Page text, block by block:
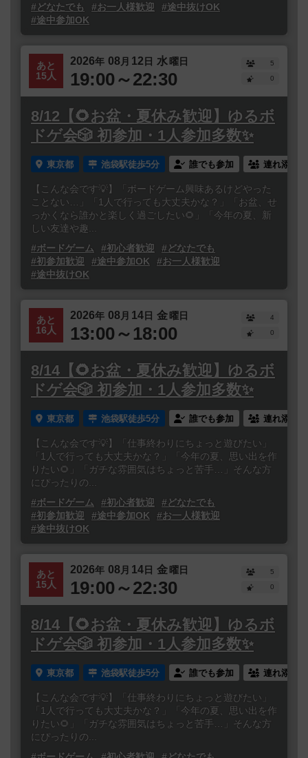
#どなたでも
#お一人様歓迎
#途中抜けOK
#途中参加OK
あと
15人
2026年 08 月 12日 水曜日
19:00～22:30
5
0
8/12【🌻お盆・夏休み歓迎】ゆるボ
ドゲ会🎲 初参加・1人参加多数✨
東京都 池袋駅徒歩5分 誰でも参加 連れ添い
【こんな会です💡】「ボードゲーム興味あるけどやった
ことない…」「1人で行っても大丈夫かな？」「お盆、せ
っかくなら誰かと楽しく過ごしたい🌻」「今年の夏、新
しい友達や趣...
#ボードゲーム
#初心者歓迎
#どなたでも
#初参加歓迎
#途中参加OK
#お一人様歓迎
#途中抜けOK
あと
16人
2026年 08 月 14日 金曜日
13:00～18:00
4
0
8/14【🌻お盆・夏休み歓迎】ゆるボ
ドゲ会🎲 初参加・1人参加多数✨
東京都 池袋駅徒歩5分 誰でも参加 連れ添い
【こんな会です💡】「仕事終わりにちょっと遊びたい」
「1人で行っても大丈夫かな？」「今年の夏、思い出を作
りたい🌻」「ガチな雰囲気はちょっと苦手…」そんな方
にぴったりの...
#ボードゲーム
#初心者歓迎
#どなたでも
#初参加歓迎
#途中参加OK
#お一人様歓迎
#途中抜けOK
あと
15人
2026年 08 月 14日 金曜日
19:00～22:30
5
0
8/14【🌻お盆・夏休み歓迎】ゆるボ
ドゲ会🎲 初参加・1人参加多数✨
東京都 池袋駅徒歩5分 誰でも参加 連れ添い
【こんな会です💡】「仕事終わりにちょっと遊びたい」
「1人で行っても大丈夫かな？」「今年の夏、思い出を作
りたい🌻」「ガチな雰囲気はちょっと苦手…」そんな方
にぴったりの...